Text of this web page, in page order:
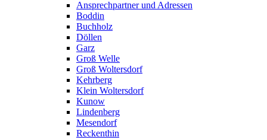
Ansprechpartner und Adressen
Boddin
Buchholz
Döllen
Garz
Groß Welle
Groß Woltersdorf
Kehrberg
Klein Woltersdorf
Kunow
Lindenberg
Mesendorf
Reckenthin